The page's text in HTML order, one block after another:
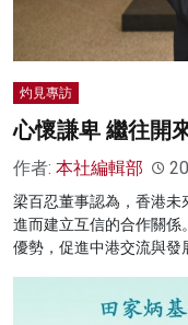
灼見專訪
心懷謙卑 繼往開
作者: 本社編輯部
梁百忍董事認為，香港未
進而建立互信的合作關係
優勢，促進中港交流與發